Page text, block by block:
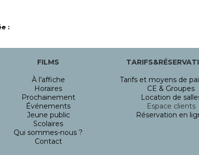
:
FILMS
À l’affiche
Horaires
Prochainement
Événements
Jeune public
Scolaires
Qui sommes-nous ?
Contact
Tarifs et moyens de
CE & Groupes
Location de
Espace clients
Réservation en